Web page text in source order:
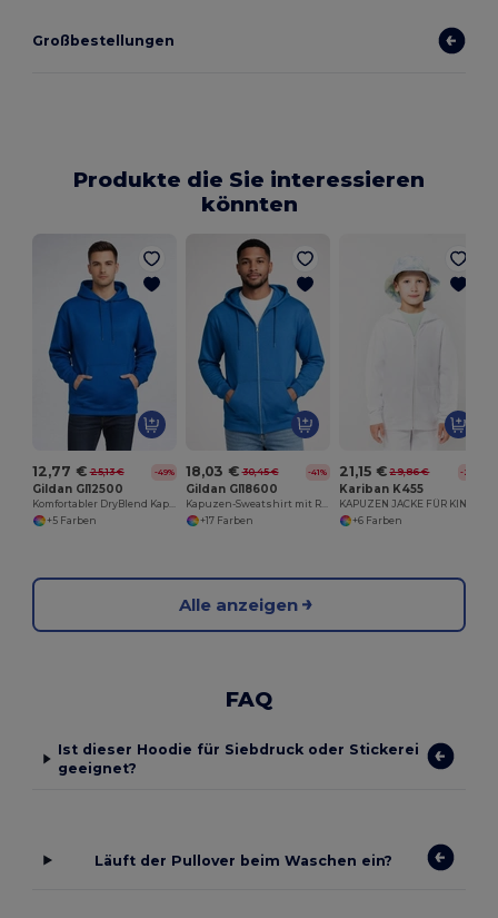
Großbestellungen
Produkte die Sie interessieren
könnten
12,77 € 25,13 € -49%
Gildan GI12500
Komfortabler DryBlend Kapuzenpullover für Erwachsene
+5 Farben
18,03 € 30,45 € -41%
Gildan GI18600
Kapuzen-Sweatshirt mit Reißverschluss Herren
+17 Farben
21,15 € 29,86 € -29%
Kariban K455
+6 Farben
Alle anzeigen
FAQ
Ist dieser Hoodie für Siebdruck oder Stickerei
geeignet?
Läuft der Pullover beim Waschen ein?